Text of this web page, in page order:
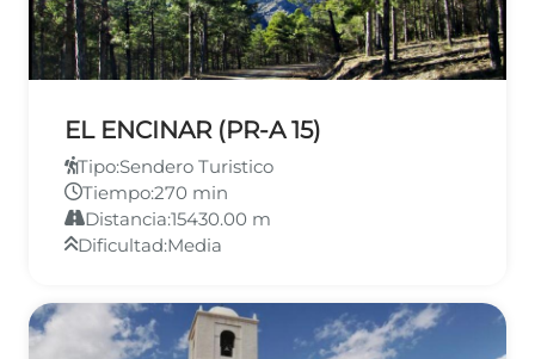
EL ENCINAR (PR-A 15)
Tipo:Sendero Turistico
Tiempo:270 min
Distancia:15430.00 m
Dificultad:Media